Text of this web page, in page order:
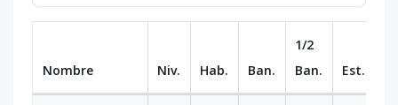
Nombre Niv. Hab. Ban.
1/2
Ban.
Est.